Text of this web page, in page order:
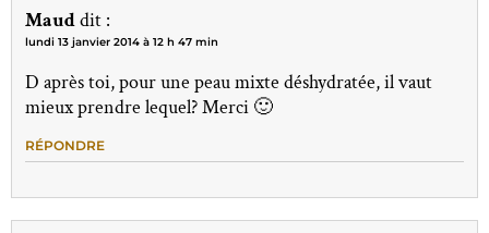
Mauddit :
lundi 13 janvier 2014 à 12 h 47 min
D après toi, pour une peau mixte déshydratée, il vaut
mieux prendre lequel? Merci 🙂
RÉPONDRE